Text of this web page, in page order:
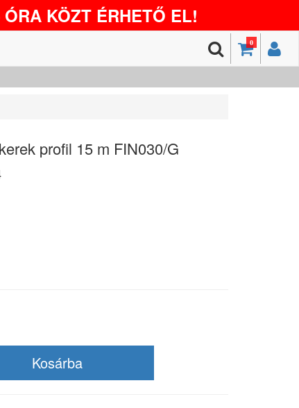
KÖZT ÉRHETŐ EL!
0
profil 15 m FIN030/G